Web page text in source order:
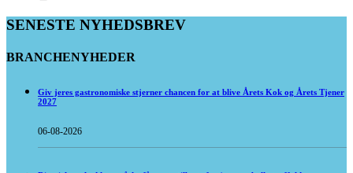
SENESTE NYHEDSBREV
BRANCHENYHEDER
Giv jeres gastronomiske stjerner chancen for at blive Årets Kok og Årets Tjener
2027
06-08-2026